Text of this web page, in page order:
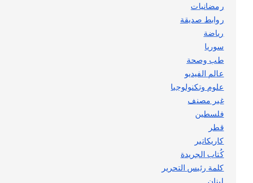
رمضانيات
روابط صديقة
رياضة
سوريا
طب وصحة
عالم الفيديو
علوم وتكنولوجيا
غير مصنف
فلسطين
قطر
كاريكاتير
كُتاب الجريدة
كلمة رئيس التحرير